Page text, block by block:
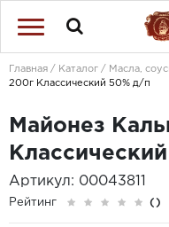
Главная Каталог Масла,
200г Классический 50% д/п
Майонез
Артикул: 00043811
Рейтинг ()